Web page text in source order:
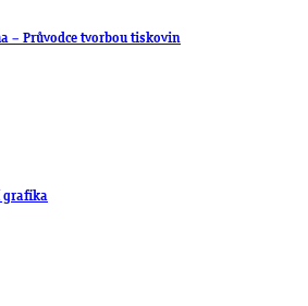
– Průvodce tvorbou tiskovin
grafika